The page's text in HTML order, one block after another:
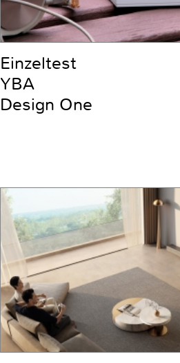
Einzeltest
YBA
Design One